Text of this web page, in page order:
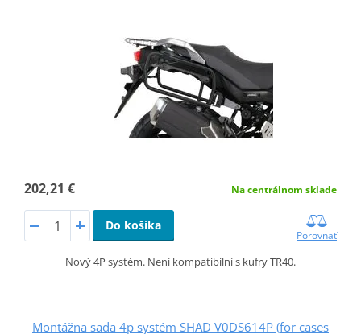
202,21 € Na centrálnom sklade
Do košíka
Porovnať
Nový 4P systém. Není kompatibilní s kufry TR40.
Montážna sada 4p systém SHAD V0DS614P (for cases